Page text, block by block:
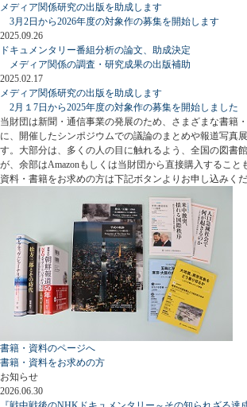
メディア関係研究の出版を助成します
3月2日から2026年度の対象作の募集を開始します
2025.09.26
ドキュメンタリー番組分析の論文、助成決定
メディア関係の調査・研究成果の出版補助
2025.02.17
メディア関係研究の出版を助成します
2月１7日から2025年度の対象作の募集を開始しました
当財団は新聞・通信事業の発展のため、さまざまな書籍
に、開催したシンポジウムでの議論のまとめや報道写真
す。大部分は、多くの人の目に触れるよう、全国の図書
が、余部はAmazonもしくは当財団から直接購入すること
資料・書籍をお求めの方は下記ボタンよりお申し込みくだ
書籍・資料のページへ
書籍・資料をお求めの方
お知らせ
2026.06.30